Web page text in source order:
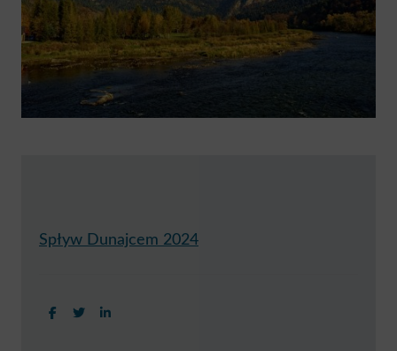
Spływ Dunajcem 2024